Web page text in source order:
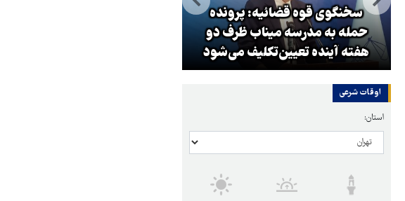
سخنگوی قوه قضائیه: پرونده
حمله به مدرسه میناب ظرف دو
هفته آینده تعیین‌تکلیف می‌شود
اوقات شرعی
استان: